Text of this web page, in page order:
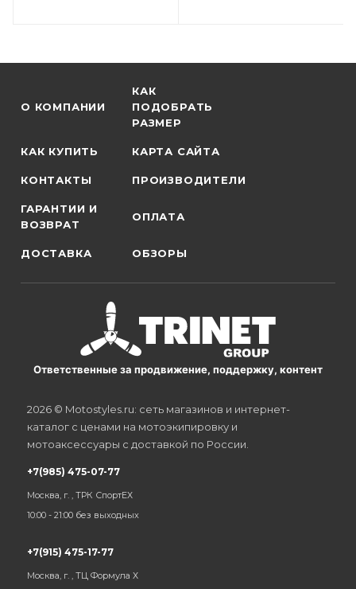
О КОМПАНИИ
КАК
ПОДОБРАТЬ
РАЗМЕР
КАК КУПИТЬ КАРТА САЙТА
КОНТАКТЫ ПРОИЗВОДИТЕЛИ
ГАРАНТИИ И
ВОЗВРАТ
ОПЛАТА
ДОСТАВКА ОБЗОРЫ
Ответственные за продвижение, поддержку, контент
2026 © Motostyles.ru: сеть магазинов и интернет-
каталог с ценами на мотоэкипировку и
мотоаксессуары с доставкой по России.
+7(985) 475-07-77
Москва, г. , ТРК СпортЕХ
10:00 - 21:00 без выходных
+7(915) 475-17-77
Москва, г. , ТЦ Формула Х